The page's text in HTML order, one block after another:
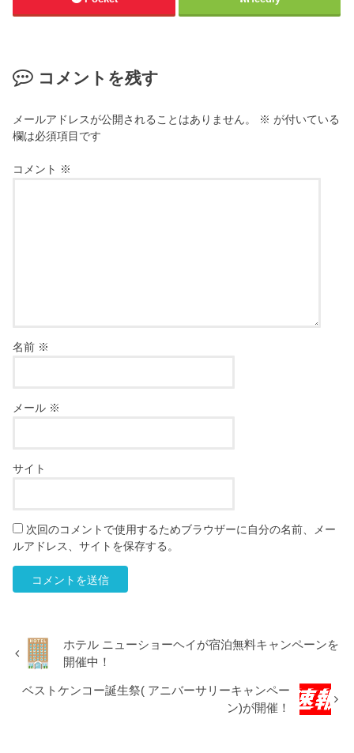
コメントを残す
メールアドレスが公開されることはありません。 ※ が付いている
欄は必須項目です
コメント ※
名前 ※
メール ※
サイト
次回のコメントで使用するためブラウザーに自分の名前、メー
ルアドレス、サイトを保存する。
ホテル ニューショーヘイが宿泊無料キャンペーンを
開催中！
ベストケンコー誕生祭( アニバーサリーキャンペー
ン)が開催！